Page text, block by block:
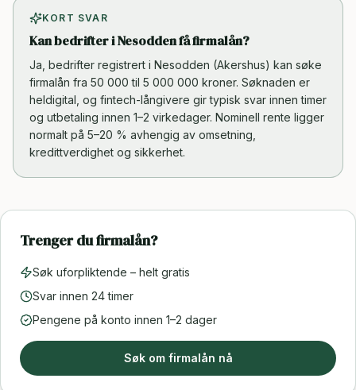
KORT SVAR
Kan bedrifter i Nesodden få firmalån?
Ja, bedrifter registrert i Nesodden (Akershus) kan søke
firmalån fra 50 000 til 5 000 000 kroner. Søknaden er
heldigital, og fintech-långivere gir typisk svar innen timer
og utbetaling innen 1–2 virkedager. Nominell rente ligger
normalt på 5–20 % avhengig av omsetning,
kredittverdighet og sikkerhet.
Trenger du firmalån?
Søk uforpliktende – helt gratis
Svar innen 24 timer
Pengene på konto innen 1–2 dager
Søk om firmalån nå